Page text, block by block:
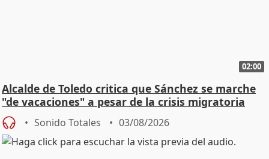
02:00
Alcalde de Toledo critica que Sánchez se marche
"de vacaciones" a pesar de la crisis migratoria
Sonido Totales 03/08/2026